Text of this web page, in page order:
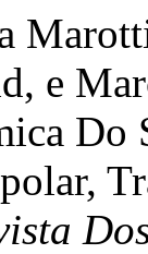
e
Do